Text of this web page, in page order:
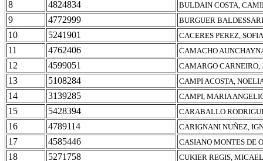
8 4824834 BULDAIN COSTA,
9 4772999 BURGUER
10 5241901 CACERES PEREZ,
11 4762406 CAMACHO
12 4599051 CAMARGO CARNEIRO,
13 5108284 CAMPI ACOSTA,
14 3139285 CAMPI, MARIA
15 5428394 CARABALLO
16 4789114 CARIGNANI NUÑEZ,
17 4585446 CASIANO MONTES DE
18 5271758 CUKIER REGIS,